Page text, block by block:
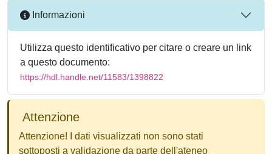
Informazioni
Utilizza questo identificativo per citare o creare un link
a questo documento:
https://hdl.handle.net/11583/1398822
Attenzione
Attenzione! I dati visualizzati non sono stati
sottoposti a validazione da parte dell'ateneo